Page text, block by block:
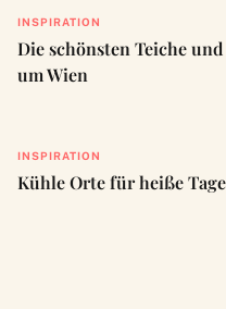
INSPIRATION
Die schönsten Teiche
um Wien
INSPIRATION
Kühle Orte für heiße